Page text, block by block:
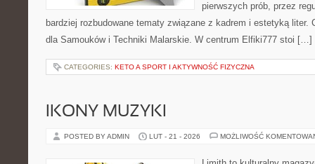
pierwszych prób, przez
bardziej rozbudowane tematy związane z kadrem i estetyką liter.
dla Samouków i Techniki Malarskie. W centrum Elfiki777 stoi […]
CATEGORIES: KETO A SPORT I AKTYWNOŚĆ FIZYCZNA
IKONY MUZYKI
POSTED BY ADMIN LUT - 21 - 2026 MOŻLIWOŚĆ